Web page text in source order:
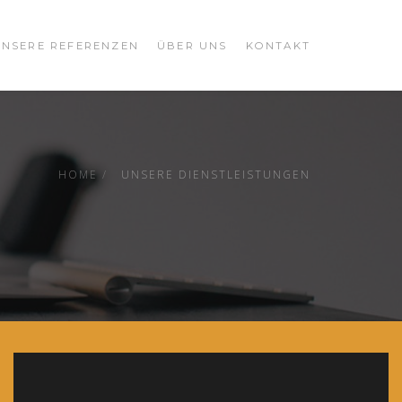
REFERENZEN ÜBER UNS KONTAKT
HOME UNSERE DIENSTLEISTUNGEN